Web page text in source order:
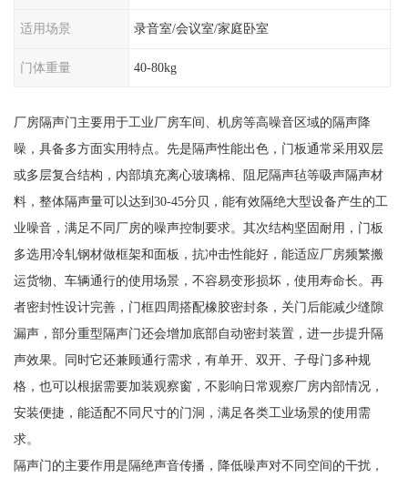
适用场景 录音室/会议室/家庭卧室
门体重量 40-80kg
厂房隔声门主要用于工业厂房车间、机房等高噪音区域的隔声降
噪，具备多方面实用特点。先是隔声性能出色，门板通常采用双层
或多层复合结构，内部填充离心玻璃棉、阻尼隔声毡等吸声隔声材
料，整体隔声量可以达到30-45分贝，能有效隔绝大型设备产生的工
业噪音，满足不同厂房的噪声控制要求。其次结构坚固耐用，门板
多选用冷轧钢材做框架和面板，抗冲击性能好，能适应厂房频繁搬
运货物、车辆通行的使用场景，不容易变形损坏，使用寿命长。再
者密封性设计完善，门框四周搭配橡胶密封条，关门后能减少缝隙
漏声，部分重型隔声门还会增加底部自动密封装置，进一步提升隔
声效果。同时它还兼顾通行需求，有单开、双开、子母门多种规
格，也可以根据需要加装观察窗，不影响日常观察厂房内部情况，
安装便捷，能适配不同尺寸的门洞，满足各类工业场景的使用需
求。
隔声门的主要作用是隔绝声音传播，降低噪声对不同空间的干扰，